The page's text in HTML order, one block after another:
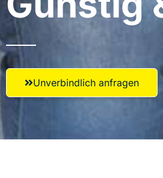
Unverbindlich anfragen